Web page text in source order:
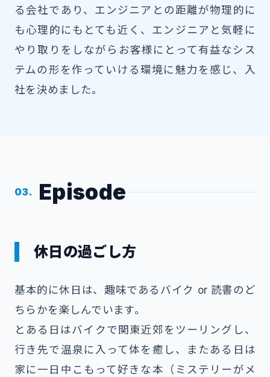
る会社であり、エンジニアとの距離が物理的に
も心理的にもとても近く、エンジニアと気軽に
やり取りをしながらお客様にとって有益なシス
テムの形を作っていける環境に魅力を感じ、入
社を決めました。
03. Episode
休日の過ごし方
基本的に休日は、趣味であるバイク or 読書のど
ちらかを楽しんでいます。
とある日はバイクで関東近郊をツーリングし、
行き先で温泉に入って体を癒し、またある日は
家に一日中こもって好きな本（ミステリーがメ